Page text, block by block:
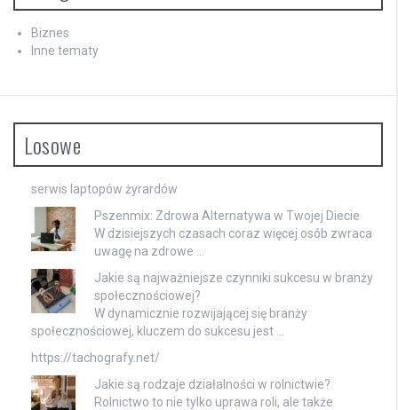
Biznes
Inne tematy
Losowe
serwis laptopów żyrardów
Pszenmix: Zdrowa Alternatywa w Twojej Diecie
W dzisiejszych czasach coraz więcej osób zwraca
uwagę na zdrowe …
Jakie są najważniejsze czynniki sukcesu w branży
społecznościowej?
W dynamicznie rozwijającej się branży
społecznościowej, kluczem do sukcesu jest …
https://tachografy.net/
Jakie są rodzaje działalności w rolnictwie?
Rolnictwo to nie tylko uprawa roli, ale także